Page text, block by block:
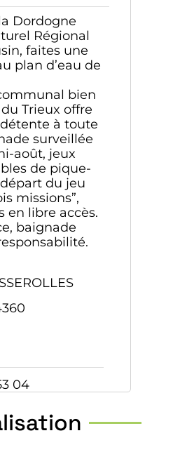
Dordogne
Régional
faites une
plan d’eau de
bien
Trieux offre
à toute
surveillée
août, jeux
de pique-
du jeu
missions”,
en libre accès.
baignade
04